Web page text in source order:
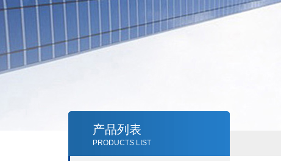
产品列表
PRODUCTS LIST